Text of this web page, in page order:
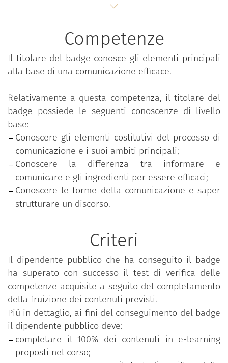
l percorso formativo, basato su un unico corso di
concetti alla base di una comunicazione efficace, a
partire dal delineare cosa s’intenda per
comunicazione; quale sia la cruciale differenza tra
informare e comunicare, ovvero cosa permetta a un
messaggio di essere compreso da chi lo riceve;
quali siano gli ambiti in cui ci troviamo a
comunicare (in particolare si fa riferimento a quello
interpersonale e al parlare in pubblico, il così detto
public speaking); quali siano gli ingredienti che
sapientemente mixati permettano di comunicare in
modo efficace (e si parla di Ethos, Logos e Pathos).
Il percorso inoltre approfondisce la conoscenza di
altre questioni cruciali che hanno a che vedere da
un lato con la capacità di comprendere come “la
ovvero siano due facce della stessa medaglia ed è
importante che “lavorini” insieme; dall’altro con
l’importanza di conoscere le regole basilari che
possono aiutare chi parla a essere più efficace.
Rispetto alla prima questione, inoltre, si chiarisce
come sia essenziale che ci sia coerenza tra il
contenuto (quello che si dice, la sostanza) e il
contenitore (come lo si dice, la forma). Rispetto alla
seconda questione, vengono fornite indicazioni
semplici e chiare per strutturare correttamente un
Competenze
Il titolare del badge conosce gli elementi principali
alla base di una comunicazione efficace.
Relativamente a questa competenza, il titolare del
badge possiede le seguenti conoscenze di livello
base:
Conoscere gli elementi costitutivi del processo di
comunicazione e i suoi ambiti principali;
Conoscere la differenza tra informare e
comunicare e gli ingredienti per essere efficaci;
Conoscere le forme della comunicazione e saper
strutturare un discorso.
Criteri
Il dipendente pubblico che ha conseguito il badge
ha superato con successo il test di verifica delle
competenze acquisite a seguito del completamento
della fruizione dei contenuti previsti.
Più in dettaglio, ai fini del conseguimento del badge
il dipendente pubblico deve:
completare il 100% dei contenuti in e-learning
proposti nel corso;